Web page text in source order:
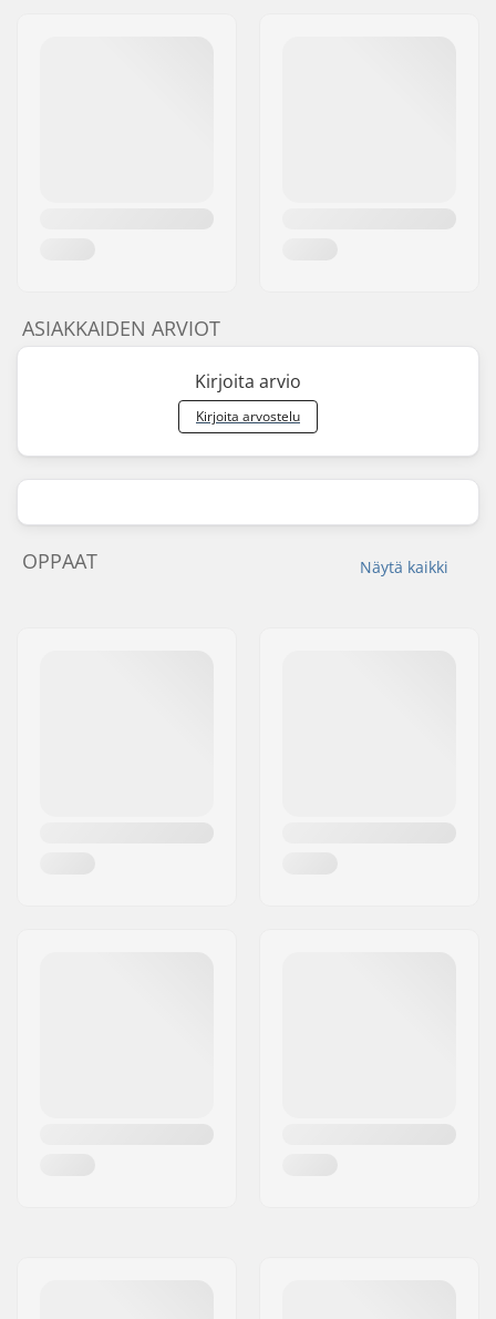
ASIAKKAIDEN ARVIOT
Kirjoita arvio
Kirjoita arvostelu
Näytä kaikki
OPPAAT